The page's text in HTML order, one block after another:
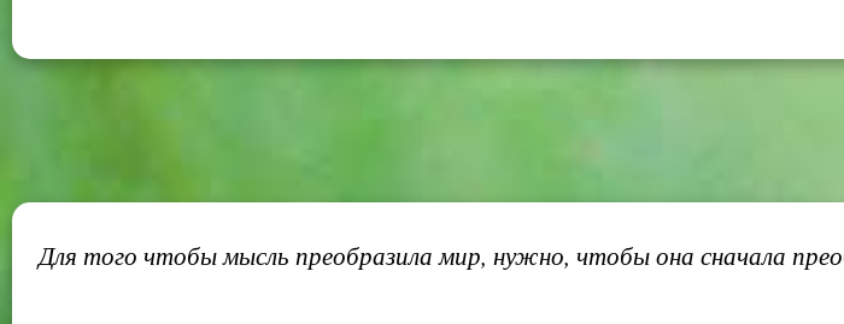
Для того чтобы мысль преобразила мир, нужно, чтобы она сначала